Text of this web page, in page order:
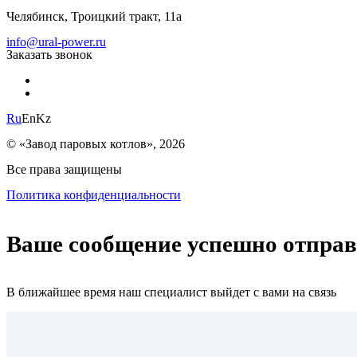
Челябинск, Троицкий тракт, 11а
info@ural-power.ru
Заказать звонок
RuEnKz
© «Завод паровых котлов», 2026
Все права защищены
Политика конфиденциальности
Ваше сообщение успешно
В ближайшее время наш специалист выйдет с вами на связь